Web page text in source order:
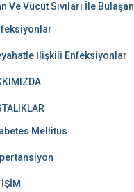
Ve Vücut Sıvıları İle Bulaşan
İlişkili Enfeksiyonlar
Mellitus